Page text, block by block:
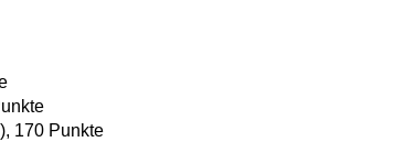
170 Punkte